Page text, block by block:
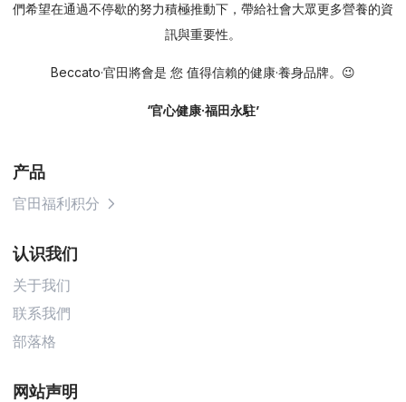
們希望在通過不停歇的努力積極推動下，帶給社會大眾更多營養的資
訊與重要性。
Beccato·官田將會是 您 值得信賴的健康·養身品牌。😉
‘官心健康·福田永駐’
产品
官田福利积分
认识我们
关于我们
联系我們
部落格
网站声明